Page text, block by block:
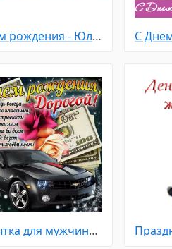
С Днем рождения - Юлия
Открытка для мужчины с пожеланием